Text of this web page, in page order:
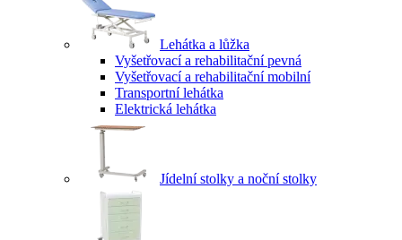
Lehátka a lůžka
Vyšetřovací a rehabilitační pevná
Vyšetřovací a rehabilitační mobilní
Transportní lehátka
Elektrická lehátka
Jídelní stolky a noční stolky